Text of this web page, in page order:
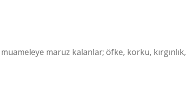
maruz kalanlar; öfke, korku, kırgınlık,